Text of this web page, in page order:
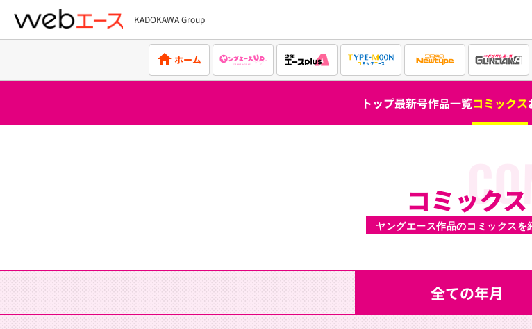
webエース
KADOKAWA Group
ホーム
トップ最新号作品一覧コミックス
コミックス
ヤングエース作品のコミックスを
全ての年月